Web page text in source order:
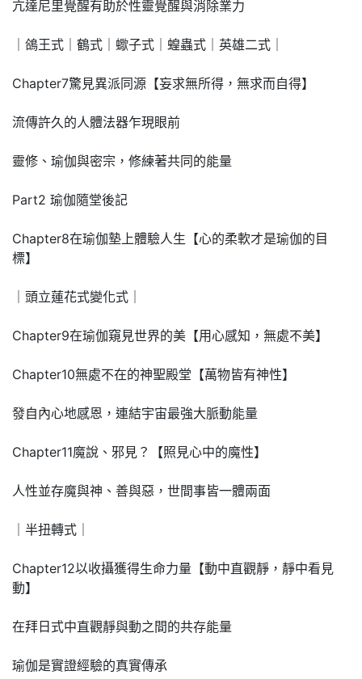
亢達尼里覺醒有助於性靈覺醒與消除業力
｜鴿王式｜鶴式｜蠍子式｜蝗蟲式｜英雄二式｜
Chapter7驚見異派同源【妄求無所得，無求而自得】
流傳許久的人體法器乍現眼前
靈修、瑜伽與密宗，修練著共同的能量
Part2 瑜伽隨堂後記
Chapter8在瑜伽墊上體驗人生【心的柔軟才是瑜伽的目
標】
｜頭立蓮花式變化式｜
Chapter9在瑜伽窺見世界的美【用心感知，無處不美】
Chapter10無處不在的神聖殿堂【萬物皆有神性】
發自內心地感恩，連結宇宙最強大脈動能量
Chapter11魔說、邪見？【照見心中的魔性】
人性並存魔與神、善與惡，世間事皆一體兩面
｜半扭轉式｜
Chapter12以收攝獲得生命力量【動中直觀靜，靜中看見
動】
在拜日式中直觀靜與動之間的共存能量
瑜伽是實證經驗的真實傳承